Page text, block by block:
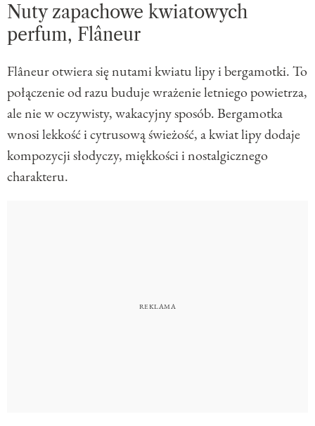
Nuty zapachowe kwiatowych
perfum, Flâneur
Flâneur otwiera się nutami kwiatu lipy i bergamotki. To
połączenie od razu buduje wrażenie letniego powietrza,
ale nie w oczywisty, wakacyjny sposób. Bergamotka
wnosi lekkość i cytrusową świeżość, a kwiat lipy dodaje
kompozycji słodyczy, miękkości i nostalgicznego
charakteru.